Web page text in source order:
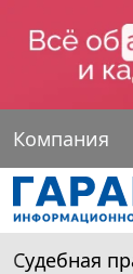
Компания
Судебная